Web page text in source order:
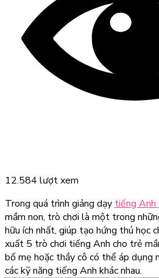
12.584 lượt xem
Trong quá trình giảng dạy tiếng Anh
mầm non, trò chơi là một trong
hữu ích nhất, giúp tạo hứng thú học
xuất 5 trò chơi tiếng Anh cho trẻ
bố mẹ hoặc thầy cô có thể áp dụng
các kỹ năng tiếng Anh khác nhau.